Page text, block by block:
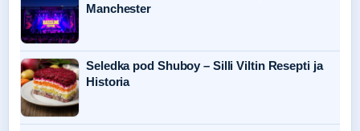
Manchester
Seledka pod Shuboy – Silli Viltin Resepti ja
Historia